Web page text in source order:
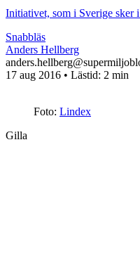
Initiativet, som i Sverige sker
Snabbläs
Anders Hellberg
17 aug 2016 • Lästid: 2 min
Foto: Lindex
Gilla